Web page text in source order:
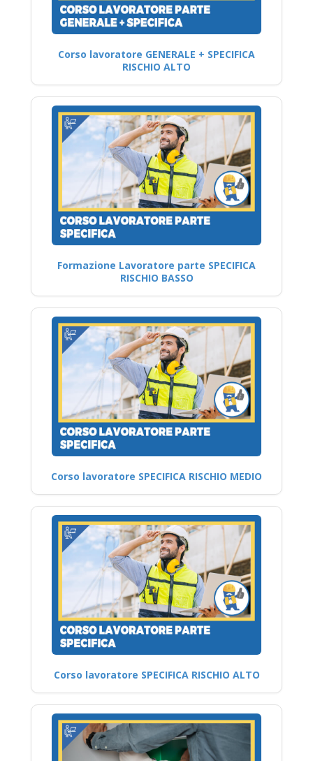
Corso lavoratore GENERALE + SPECIFICA
RISCHIO ALTO
Formazione Lavoratore parte SPECIFICA
RISCHIO BASSO
Corso lavoratore SPECIFICA RISCHIO MEDIO
Corso lavoratore SPECIFICA RISCHIO ALTO